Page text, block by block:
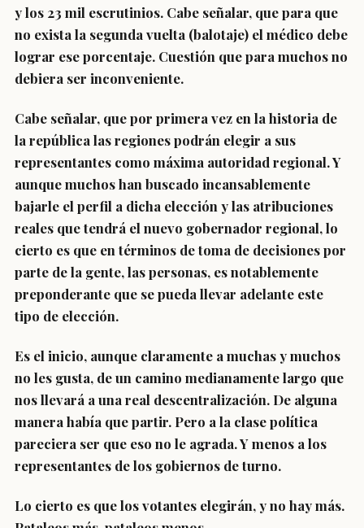
y los 23 mil escrutinios. Cabe señalar, que para que
no exista la segunda vuelta (balotaje) el médico debe
lograr ese porcentaje. Cuestión que para muchos no
debiera ser inconveniente.
Cabe señalar, que por primera vez en la historia de
la república las regiones podrán elegir a sus
representantes como máxima autoridad regional. Y
aunque muchos han buscado incansablemente
bajarle el perfil a dicha elección y las atribuciones
reales que tendrá el nuevo gobernador regional, lo
cierto es que en términos de toma de decisiones por
parte de la gente, las personas, es notablemente
preponderante que se pueda llevar adelante este
tipo de elección.
Es el inicio, aunque claramente a muchas y muchos
no les gusta, de un camino medianamente largo que
nos llevará a una real descentralización. De alguna
manera había que partir. Pero a la clase política
pareciera ser que eso no le agrada. Y menos a los
representantes de los gobiernos de turno.
Lo cierto es que los votantes elegirán, y no hay más.